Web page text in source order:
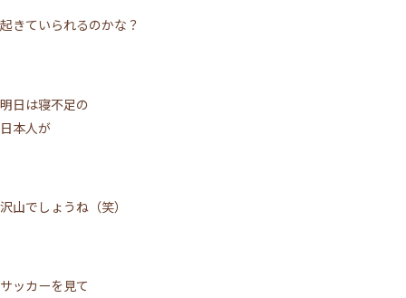
起きていられるのかな？
明日は寝不足の
日本人が
沢山でしょうね（笑）
サッカーを見て